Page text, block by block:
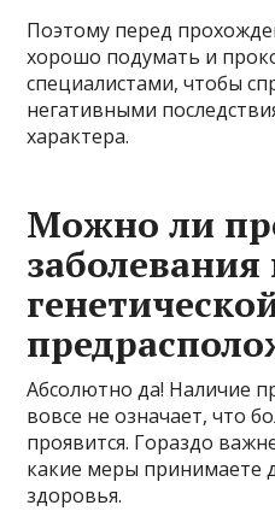
Поэтому перед
хорошо подумать и
специалистами, чтобы
негативными
характера.
Можно ли
Абсолютно да! Наличие
вовсе не означает, что
проявится. Гораздо
какие меры принимаете
здоровья.